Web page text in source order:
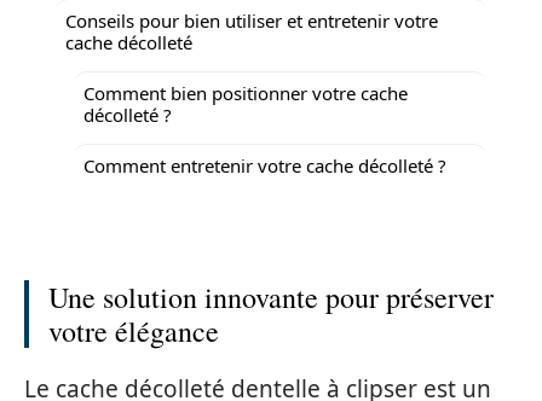
Conseils pour bien utiliser et entretenir votre
cache décolleté
Comment bien positionner votre cache
décolleté ?
Comment entretenir votre cache décolleté ?
Une solution innovante pour préserver
votre élégance
Le cache décolleté dentelle à clipser est un